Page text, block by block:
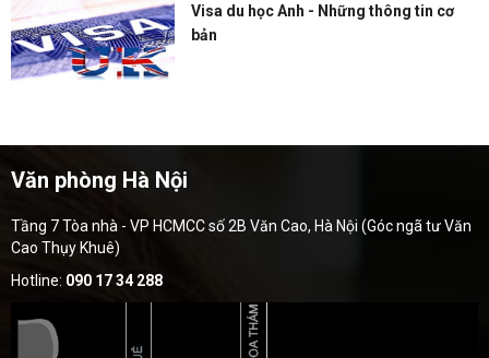
Visa du học Anh - Những thông tin cơ
bản
Văn phòng Hà Nội
Tầng 7 Tòa nhà - VP HCMCC số 2B Văn Cao, Hà Nội (Góc ngã tư Văn
Cao Thụy Khuê)
Hotline: 090 17 34 288